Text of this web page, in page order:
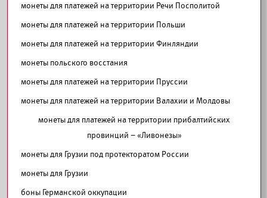
монеты для платежей на территории Речи Посполитой
монеты для платежей на территории Польши
монеты для платежей на территории Финляндии
монеты польского восстания
монеты для платежей на территории Пруссии
монеты для платежей на территории Валахии и Молдовы
монеты для платежей на территории прибалтийских
провинций – «Ливонезы»
монеты для Грузии под протекторатом России
монеты для Грузии
боны Германской оккупации